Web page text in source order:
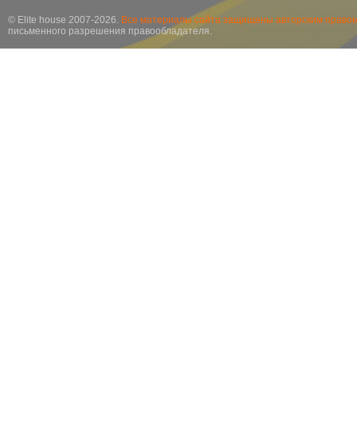
© Elite house 2007-2026. Все материалы сайта защищены авторским
письменного разрешения правообладателя.